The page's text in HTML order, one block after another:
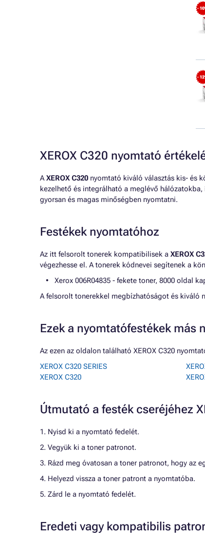
-
-
XEROX C320 nyomtató
AXEROX C320 nyomtató kiváló választás kis- és
kezelhető és integrálható a meglévő
gyorsan és magas minőségben nyomtatni.
Festékek nyomtatóhoz
Az itt felsorolt tonerek kompatibilisek a XEROX
végezhesse el. A tonerek kódnevei segítenek a
Xerox 006R04835 - fekete toner, 8000 oldal
A felsorolt tonerekkel megbízhatóságot és
Ezek a nyomtatófestékek más
Az ezen az oldalon található XEROX C320
XEROX C320 SERIES
XEROX C320
Útmutató a festék cseréjéhez
1. Nyisd ki a nyomtató fedelét.
2. Vegyük ki a toner patronot.
3. Rázd meg óvatosan a toner patronot, hogy az
4. Helyezd vissza a toner patront a nyomtatóba.
5. Zárd le a nyomtató fedelét.
Eredeti vagy kompatibilis